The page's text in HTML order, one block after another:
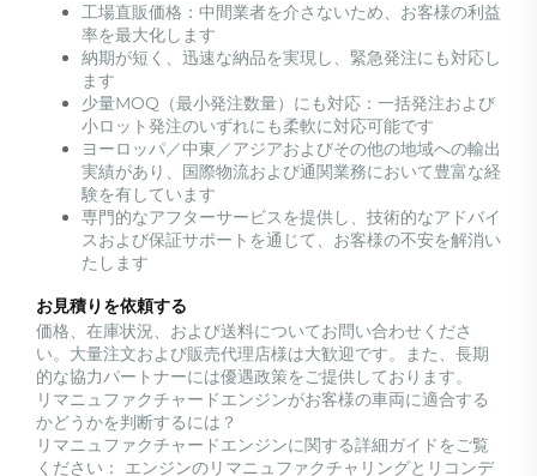
工場直販価格：中間業者を介さないため、お客様の利益
率を最大化します
納期が短く、迅速な納品を実現し、緊急発注にも対応し
ます
少量MOQ（最小発注数量）にも対応：一括発注および
小ロット発注のいずれにも柔軟に対応可能です
ヨーロッパ／中東／アジアおよびその他の地域への輸出
実績があり、国際物流および通関業務において豊富な経
験を有しています
専門的なアフターサービスを提供し、技術的なアドバイ
スおよび保証サポートを通じて、お客様の不安を解消い
たします
お見積りを依頼する
価格、在庫状況、および送料についてお問い合わせくださ
い。大量注文および販売代理店様は大歓迎です。また、長期
的な協力パートナーには優遇政策をご提供しております。
リマニュファクチャードエンジンがお客様の車両に適合する
かどうかを判断するには？
リマニュファクチャードエンジンに関する詳細ガイドをご覧
ください： エンジンのリマニュファクチャリングとリコンデ